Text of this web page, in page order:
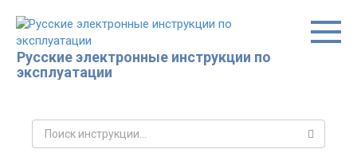
контенту
Русские электронные инструкции по
эксплуатации
Поиск: